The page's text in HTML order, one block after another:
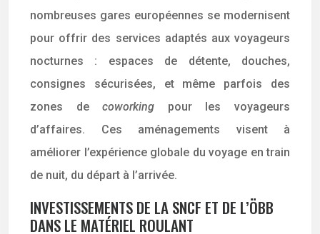
nombreuses gares européennes se modernisent
pour offrir des services adaptés aux voyageurs
nocturnes : espaces de détente, douches,
consignes sécurisées, et même parfois des
zones decoworking pour les voyageurs
d’affaires. Ces aménagements visent à
améliorer l’expérience globale du voyage en train
de nuit, du départ à l’arrivée.
INVESTISSEMENTS DE LA SNCF ET DE L’ÖBB
DANS LE MATÉRIEL ROULANT